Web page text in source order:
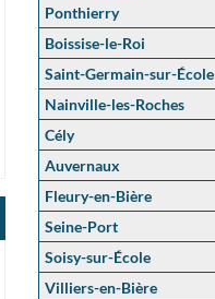
Ponthierry
Boissise-le-Roi
Saint-Germain-sur-École
Nainville-les-Roches
Cély
Auvernaux
Fleury-en-Bière
Seine-Port
Soisy-sur-École
Villiers-en-Bière